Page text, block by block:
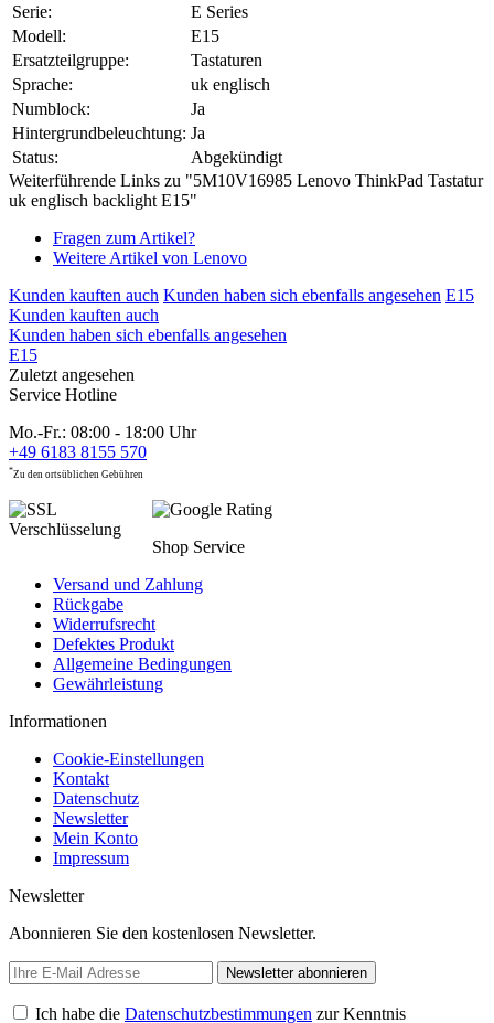
Serie:
E Series
Modell:
E15
Ersatzteilgruppe:
Tastaturen
Sprache:
uk englisch
Numblock:
Ja
Hintergrundbeleuchtung: Ja
Status:
Abgekündigt
Weiterführende Links zu "5M10V16985 Lenovo ThinkPad Tastatur
uk englisch backlight E15"
Fragen zum Artikel?
Weitere Artikel von Lenovo
Kunden kauften auch Kunden haben sich ebenfalls angesehen E15
Kunden kauften auch
Kunden haben sich ebenfalls angesehen
E15
Zuletzt angesehen
Service Hotline
Mo.-Fr.: 08:00 - 18:00 Uhr
+49 6183 8155 570
*Zu den ortsüblichen Gebühren
Shop Service
Versand und Zahlung
Rückgabe
Widerrufsrecht
Defektes Produkt
Allgemeine Bedingungen
Gewährleistung
Informationen
Cookie-Einstellungen
Kontakt
Datenschutz
Newsletter
Mein Konto
Impressum
Newsletter
Abonnieren Sie den kostenlosen Newsletter.
Newsletter abonnieren
Ich habe die Datenschutzbestimmungen zur Kenntnis